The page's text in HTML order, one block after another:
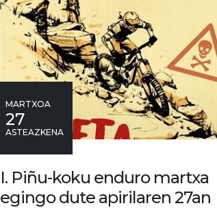
MARTXOA
27
ASTEAZKENA
I. Piñu-koku enduro martxa
egingo dute apirilaren 27an